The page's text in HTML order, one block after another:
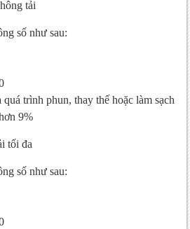
tải
số như sau:
trình phun, thay thế hoặc làm sạch
9%
tối đa
số như sau: